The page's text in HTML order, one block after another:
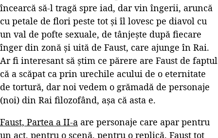
încearcă să-l tragă spre iad, dar vin îngerii, aruncă
cu petale de flori peste tot și îl lovesc pe diavol cu
un val de pofte sexuale, de tânjește după fiecare
înger din zonă și uită de Faust, care ajunge în Rai.
Ar fi interesant să știm ce părere are Faust de faptul
că a scăpat ca prin urechile acului de o eternitate
de tortură, dar noi vedem o grămadă de personaje
(noi) din Rai filozofând, așa că asta e.
Faust, Partea a II-a are personaje care apar pentru
un act, pentru o scenă, pentru o replică. Faust tot